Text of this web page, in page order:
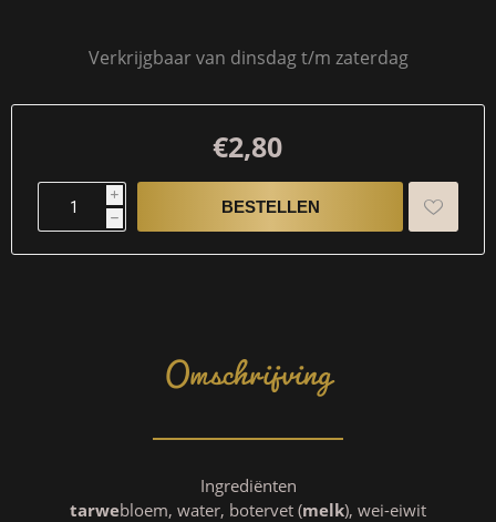
Verkrijgbaar van dinsdag t/m zaterdag
€2,80
i
h
Omschrijving
Ingrediënten
tarwebloem, water, botervet (melk), wei-eiwit